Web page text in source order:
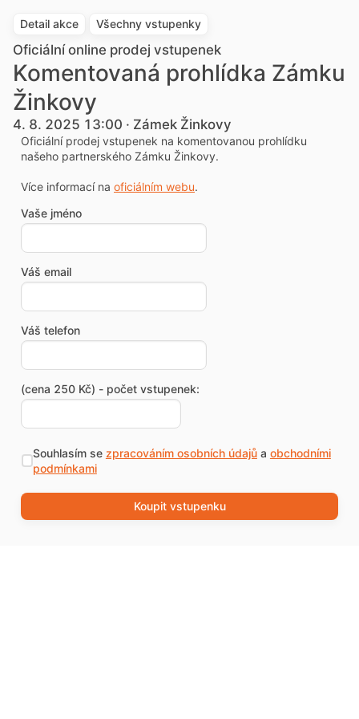
Detail akce Všechny vstupenky
Oficiální online prodej vstupenek
Komentovaná prohlídka Zámku
Žinkovy
4. 8. 2025 13:00 · Zámek Žinkovy
Oficiální prodej vstupenek na komentovanou prohlídku
našeho partnerského Zámku Žinkovy.
Více informací na oficiálním webu.
Vaše jméno
Váš email
Váš telefon
(cena 250 Kč) - počet vstupenek:
Souhlasím se zpracováním osobních údajůa obchodními
podmínkami
Koupit vstupenku